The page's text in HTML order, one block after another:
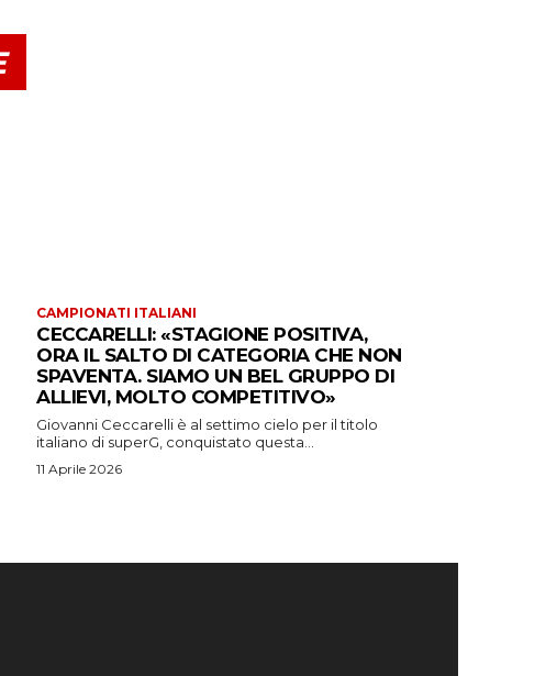
CAMPIONATI ITALIANI
CECCARELLI: «STAGIONE POSITIVA,
ORA IL SALTO DI CATEGORIA CHE NON
SPAVENTA. SIAMO UN BEL GRUPPO DI
ALLIEVI, MOLTO COMPETITIVO»
Giovanni Ceccarelli è al settimo cielo per il titolo
italiano di superG, conquistato questa...
11 Aprile 2026